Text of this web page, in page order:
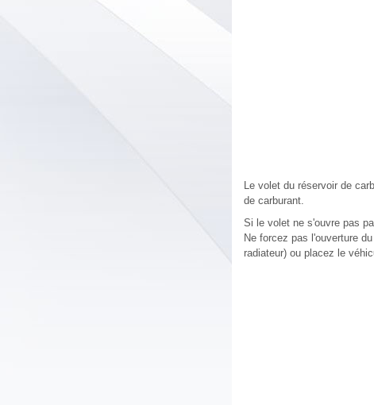
Le volet du réservoir de
de carburant.
Si le volet ne s'ouvre pas
Ne forcez pas l'ouverture
radiateur) ou placez le